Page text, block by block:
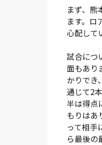
タフな試
試合前、
とても感
ルをサイ
の奮闘が
た。
右サイド
を繰り返
ながらチ
で折り返
まず、
ます。ロ
心配して
試合につ
面もあり
かりでき
通じて2
半は得点
もりはあ
って相手
ら最後の